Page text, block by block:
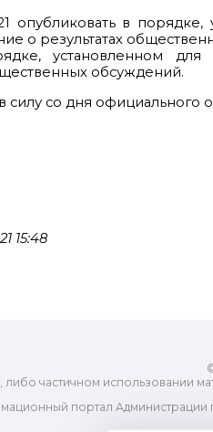
опубликовать в
о результатах
установленном для
обсуждений.
силу со дня официального
15:48
частичном использовании
портал Администрации